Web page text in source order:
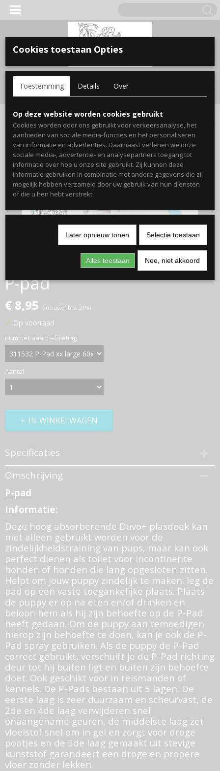
Inloggen Registreren
(0)
Home >Hond>gezondheid / verzorging>verzorgen
P-pad
€ 8,95 (inclusief btw 21%)
✓ Op voorraad
nummer naam afmeting
Aantal
IN WINKELWAGEN
Specificaties
Productcode
311352-460
Bruto gewicht
Omschrijving
P-pad
Informatie:
Deze hoog absorberende Duvo+ plasdoek kan
niet alleen gebruikt worden voor de
zindelijkheidstraining van pups, maar kan ook
perfect dienen als toilet voor incontinente
honden of honden die lang opgesloten zitten.
Helpt om jouw puppy zindelijk te maken: leg de
pad op een vaste toegankelijke plaats. Plaats
de puppy er op na eten en/of drinken en
beloon hem als hij zijn behoefte op de P-Pad
heeft gedaan. Om de puppy aan temoedigen
hierop zijn behoefte te doen, kan je ook de P-
Pad spray gebruiken. Als de puppy de P-Pad
correct gebruikt, verschuift je de P-Pad richting
deur tot hij buiten ligt en buiten zijn behoefte
doet. Ook geschikt voor in reismanden of
kennels. De P-Pads bestaan uit 5 lagen. De
eerste laag is zeer duurzaam en scheurvast, de
2de en 4de laag verwijderen snel
onaangename geuren, de middelste laag zet
vloeistof snel om in gel en zorgt voor droge
pootjes en de 5de laag gemaakt uit stevige
kunststof garandeert een droge en propere
vloer zonder lekken.
Cookies toestaan Opties
Toestemming Details Over
Op deze website worden cookies gebruikt
Cookies worden door ons gebruikt voor verkeersanalyse, het
aanbieden van sociale media-functies en het personaliseren
van informatie en advertenties. Daarnaast verlenen we onze
sociale media-, advertentie- en analysepartners toegang tot
informatie over hoe u onze site gebruikt. Zij kunnen deze
informatie gebruiken in combinatie met andere gegevens die zij
mogelijk hebben verzameld door uw gebruik van hun diensten
of die u hen hebt verstrekt.
Later opnieuw tonen Selectie toestaan
Alles toestaan Nee, niet akkoord